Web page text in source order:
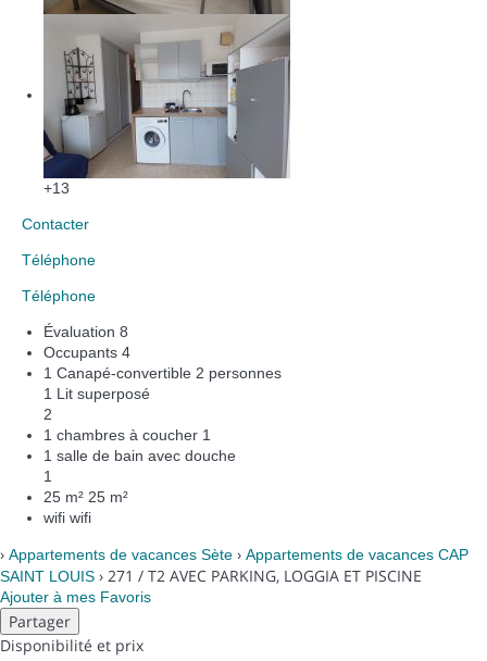
+13
Contacter
Téléphone
Téléphone
Évaluation 8
Occupants 4
1 Canapé-convertible 2 personnes
1 Lit superposé
2
1 chambres à coucher 1
1 salle de bain avec douche
1
25 m² 25 m²
wifi wifi
› Appartements de vacances Sète › Appartements de vacances CAP
SAINT LOUIS › 271 / T2 AVEC PARKING, LOGGIA ET PISCINE
Ajouter à mes Favoris
Partager
Disponibilité et prix